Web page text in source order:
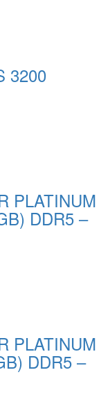
3200
PLATINUM
DDR5 –
PLATINUM
DDR5 –